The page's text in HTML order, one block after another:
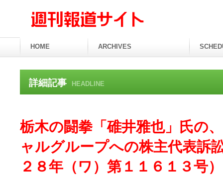
詳細記事 HEADLINE
栃木の闘拳「碓井雅也」氏の
ャルグループへの株主代表訴
２８年（ワ）第１１６１３号
HOME ARCHIVES